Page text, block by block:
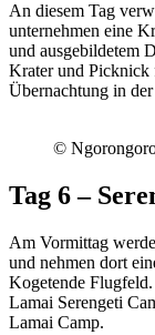
An diesem Tag
unternehmen eine
und ausgebildetem
Krater und Picknick
Übernachtung in
©
Tag 6 –
Am Vormittag
und nehmen dort
Kogetende
Lamai Serengeti
Lamai Camp.